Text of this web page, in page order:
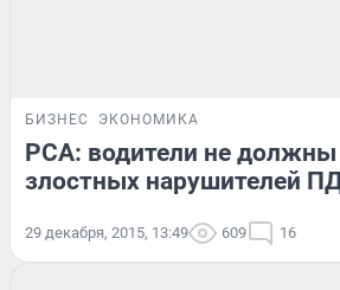
БИЗНЕС ЭКОНОМИКА
РСА: водители не должны
злостных нарушителей
29 декабря, 2015, 13:49 609 16